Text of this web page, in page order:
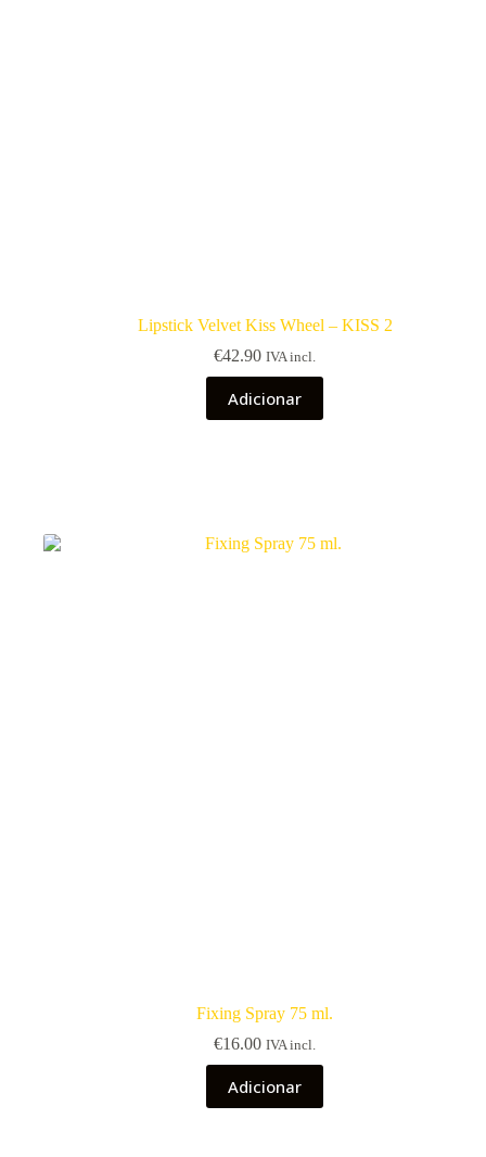
Lipstick Velvet Kiss Wheel – KISS 2
€42.90 IVA incl.
Adicionar
Fixing Spray 75 ml.
€16.00 IVA incl.
Adicionar